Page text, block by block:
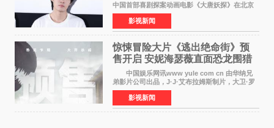
中国首部喜剧探案动画电影《大唐妖探》在北京
举办电影首映礼。导演程腾、联合导演黄珉、总
制片人曹紫建、制片人李莹莹，配音导演张喆，
对白指导程寅，领
影视新闻
惊悚冒险大片《逃出绝命街》预
售开启 安妮海瑟薇直面恐龙围猎
中国娱乐网讯www yule com cn 由华纳兄
弟影片公司出品，J·J·艾布拉姆斯制片，大卫·罗
伯特·米切尔执导，好莱坞巨星安妮·海瑟薇和伊万
·麦克格雷格领衔主演的2026暑期惊悚冒险大片
《逃出绝
影视新闻